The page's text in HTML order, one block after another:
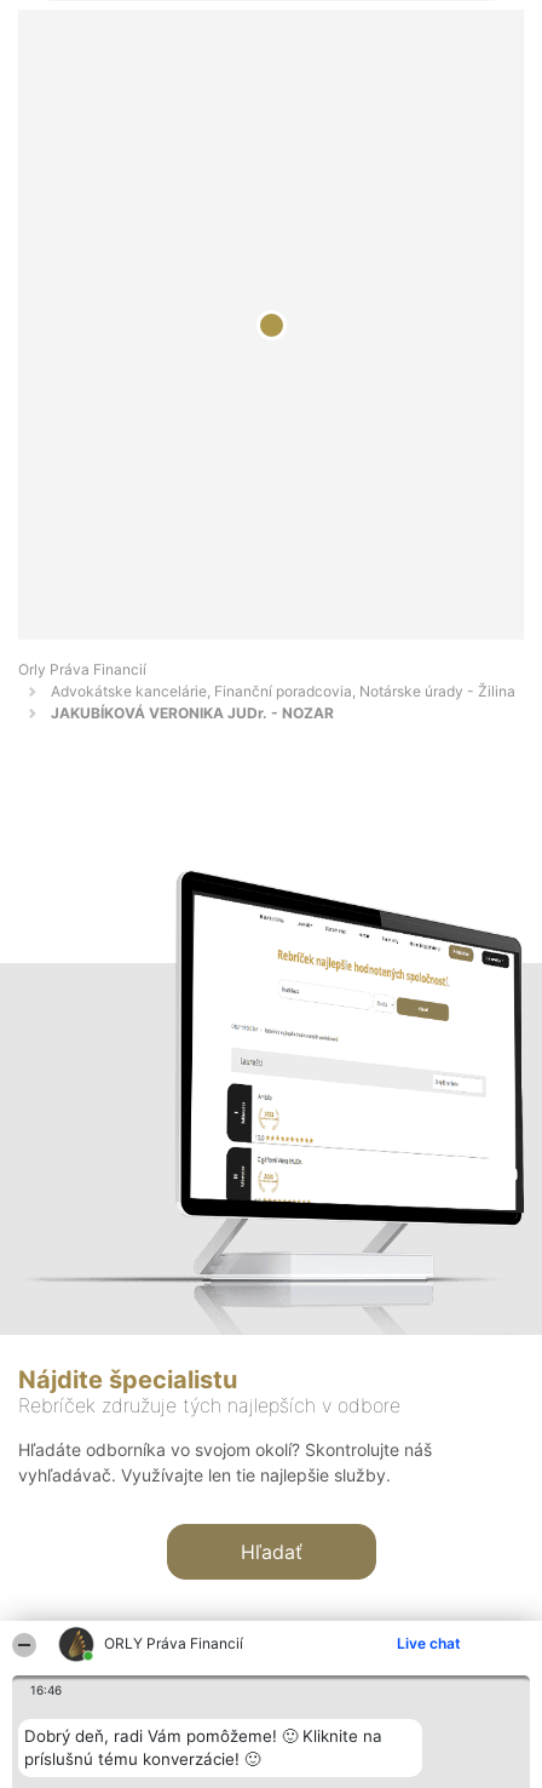
ORLY Práva Financií Live chat
16:46
Dobrý deň, radi Vám pomôžeme! 🙂 Kliknite na
príslušnú tému konverzácie! 🙂
Orly Práva Financií
Advokátske kancelárie, Finanční poradcovia, Notárske úrady - Žilina
JAKUBÍKOVÁ VERONIKA JUDr. - NOZAR
Nájdite špecialistu
Rebríček združuje tých najlepších v odbore
Hľadáte odborníka vo svojom okolí? Skontrolujte náš
vyhľadávač. Využívajte len tie najlepšie služby.
Hľadať
Organizátor hodnotenia
Bright Side Solutions sp. z o.
o. sp. k.
Hodnotenie
Laureáti
Lista
Kontakt
Kontakt